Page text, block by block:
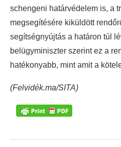
schengeni határvédelem is, a
megsegítésére kiküldött
segítségnyújtás a határon túl
belügyminiszter szerint ez a
hatékonyabb, mint amit a
(Felvidék.ma/SITA)